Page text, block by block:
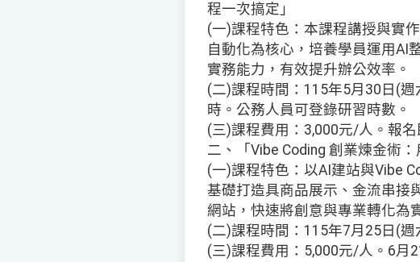
程一次搞定」
(一)課程特色：本課程講授與實
自動化為核心，培養學員運用AI
實務能力，有效提升辦公效率。
(二)課程時間：115年5月30日(
時。公務人員可登錄研習時數。
(三)課程費用：3,000元/人。報
二、「Vibe Coding 創業煉金術：
(一)課程特色：以AI建站與Vibe
基礎打造具商品展示、金流串接
網站，快速將創意與專業轉化為
(二)課程時間：115年7月25日(
(三)課程費用：5,000元/人。6月